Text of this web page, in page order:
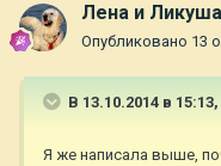
Лена и Ликуша
Опубликовано 13
В 13.10.2014 в
Я же написала выше,